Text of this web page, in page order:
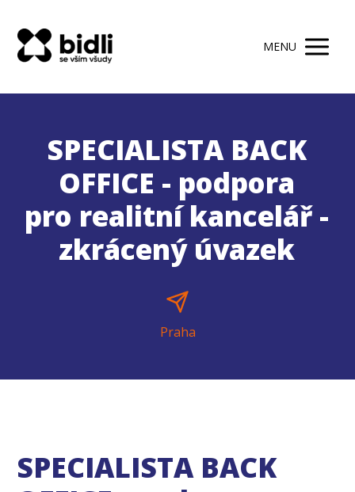
MENU
SPECIALISTA BACK
OFFICE - podpora
pro realitní kancelář -
zkrácený úvazek
Praha
SPECIALISTA BACK